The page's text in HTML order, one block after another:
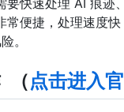
常便捷，处理速度
。
（点击进入